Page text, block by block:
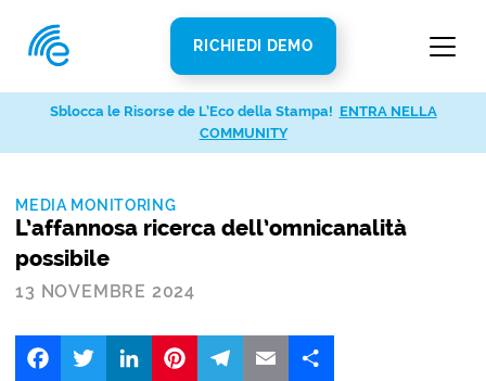
RICHIEDI DEMO
MEDIA MONITORING
L’affannosa ricerca dell’omnicanalità
possibile
13 NOVEMBRE 2024
FacebookTwitter LinkedIn
Sblocca le Risorse de L’Eco della Stampa! ENTRA NELLA
COMMUNITY